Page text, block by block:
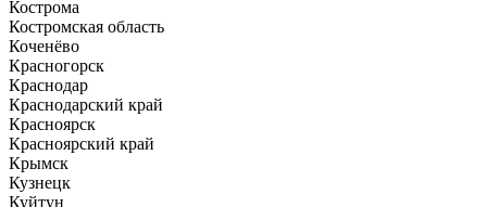
Кострома
Костромская область
Коченёво
Красногорск
Краснодар
Краснодарский край
Красноярск
Красноярский край
Крымск
Кузнецк
Куйтун